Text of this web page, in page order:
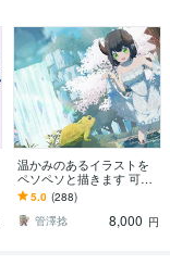
温かみのあるイラストを
ペソペソと描きます 可愛
い女の子から可愛くない
ゴリマッチョまで描きま
す。
5.0 (288)
管澤捻
8,000 円